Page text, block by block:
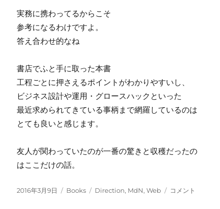
実務に携わってるからこそ
参考になるわけですよ。
答え合わせ的なね
書店でふと手に取った本書
工程ごとに押さえるポイントがわかりやすいし、
ビジネス設計や運用・グロースハックといった
最近求められてきている事柄まで網羅しているのは
とても良いと感じます。
友人が関わっていたのが一番の驚きと収穫だったの
はここだけの話。
投
2016年3月9日
カ
Books
タ
Direction, MdN,Web
現
コメント